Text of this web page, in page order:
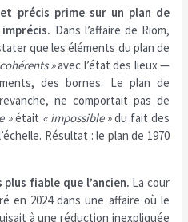
précis prime sur un plan de
Dans l’affaire de Riom,
que les éléments du plan de
»avec l’état des lieux —
des bornes. Le plan de
ne comportait pas de
»était « impossible »du fait des
Résultat : le plan de 1970
fiable que l’ancien. La cour
en 2024 dans une affaire où le
à une réduction inexpliquée